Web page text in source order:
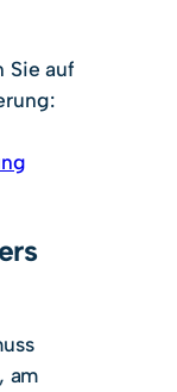
Sie auf
am